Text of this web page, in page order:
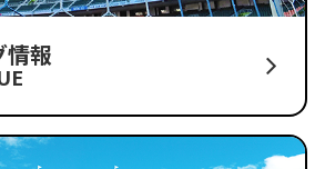
情報